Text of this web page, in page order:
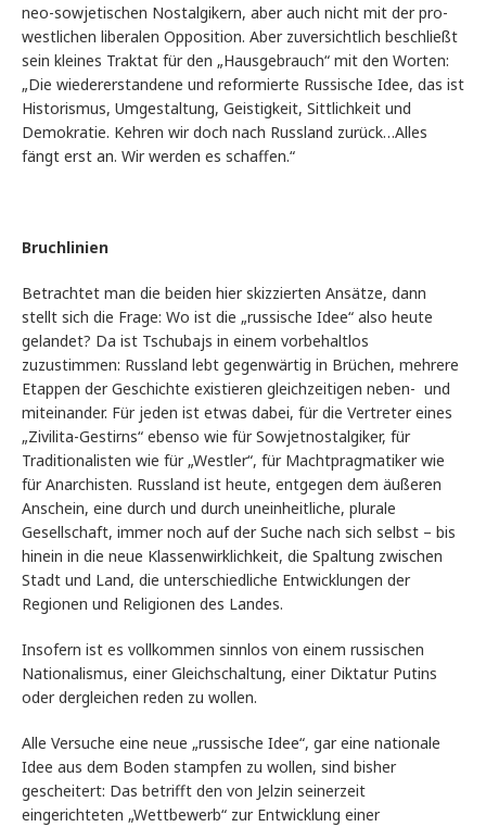
neo-sowjetischen Nostalgikern, aber auch nicht mit der pro-
westlichen liberalen Opposition. Aber zuversichtlich beschließt
sein kleines Traktat für den „Hausgebrauch“ mit den Worten:
„Die wiedererstandene und reformierte Russische Idee, das ist
Historismus, Umgestaltung, Geistigkeit, Sittlichkeit und
Demokratie. Kehren wir doch nach Russland zurück…Alles
fängt erst an. Wir werden es schaffen.“
Bruchlinien
Betrachtet man die beiden hier skizzierten Ansätze, dann
stellt sich die Frage: Wo ist die „russische Idee“ also heute
gelandet? Da ist Tschubajs in einem vorbehaltlos
zuzustimmen: Russland lebt gegenwärtig in Brüchen, mehrere
Etappen der Geschichte existieren gleichzeitigen neben- und
miteinander. Für jeden ist etwas dabei, für die Vertreter eines
„Zivilita-Gestirns“ ebenso wie für Sowjetnostalgiker, für
Traditionalisten wie für „Westler“, für Machtpragmatiker wie
für Anarchisten. Russland ist heute, entgegen dem äußeren
Anschein, eine durch und durch uneinheitliche, plurale
Gesellschaft, immer noch auf der Suche nach sich selbst – bis
hinein in die neue Klassenwirklichkeit, die Spaltung zwischen
Stadt und Land, die unterschiedliche Entwicklungen der
Regionen und Religionen des Landes.
Insofern ist es vollkommen sinnlos von einem russischen
Nationalismus, einer Gleichschaltung, einer Diktatur Putins
oder dergleichen reden zu wollen.
Alle Versuche eine neue „russische Idee“, gar eine nationale
Idee aus dem Boden stampfen zu wollen, sind bisher
gescheitert: Das betrifft den von Jelzin seinerzeit
eingerichteten „Wettbewerb“ zur Entwicklung einer